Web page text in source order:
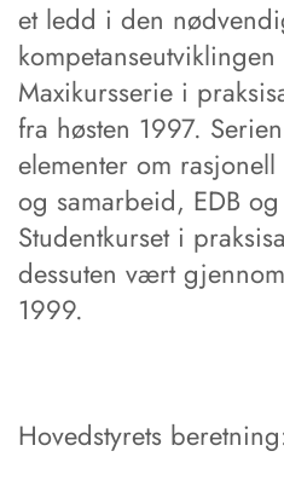
et ledd i den
Maxikursserie i
fra høsten 1997.
elementer om
og samarbeid, EDB
Studentkurset i
dessuten vært
1999.
Hovedstyrets